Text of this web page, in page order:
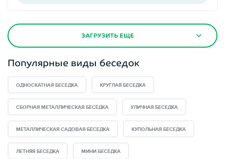
ЗАГРУЗИТЬ ЕЩЕ
Популярные виды беседок
ОДНОСКАТНАЯ БЕСЕДКА КРУГЛАЯ БЕСЕДКА
СБОРНАЯ МЕТАЛЛИЧЕСКАЯ БЕСЕДКА УЛИЧНАЯ БЕСЕДКА
МЕТАЛЛИЧЕСКАЯ САДОВАЯ БЕСЕДКА КУПОЛЬНАЯ БЕСЕДКА
ЛЕТНЯЯ БЕСЕДКА МИНИ БЕСЕДКА